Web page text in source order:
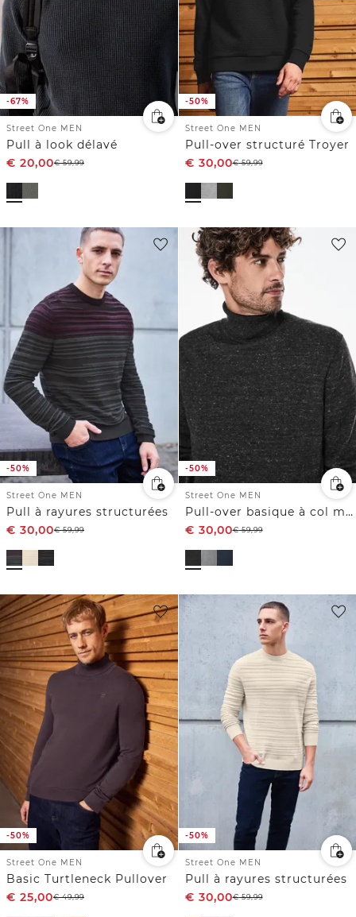
-67%
Street One MEN
Pull à look délavé
€ 20,00€59,99
-50%
Street One MEN
Pull-over structuré Troyer
€ 30,00€59,99
-50%
Street One MEN
Pull à rayures structurées
€ 30,00€59,99
-50%
Street One MEN
Pull-over basique à col montant
€ 30,00€59,99
-50%
Street One MEN
Basic Turtleneck Pullover
€ 25,00€49,99
-50%
Street One MEN
Pull à rayures structurées
€ 30,00€59,99